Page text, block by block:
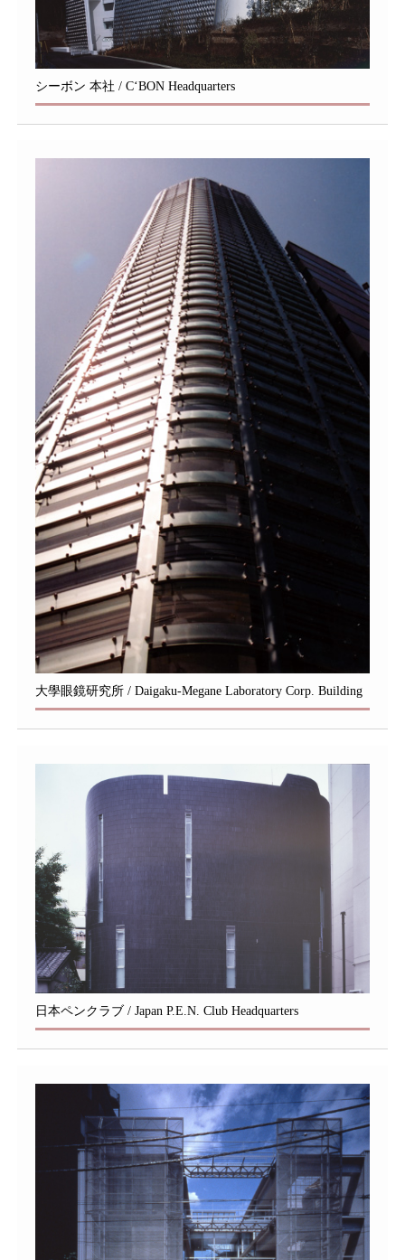
シーボン 本社 / C‘BON Headquarters
大學眼鏡研究所 / Daigaku-Megane Laboratory Corp. Building
日本ペンクラブ / Japan P.E.N. Club Headquarters